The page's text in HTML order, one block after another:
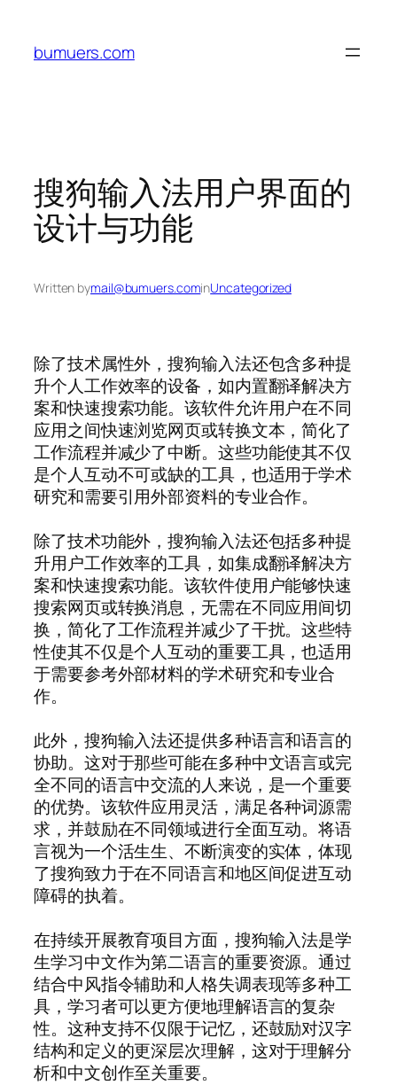
content
bumuers.com
搜狗输入法用户界面的
设计与功能
Written bymail@bumuers.cominUncategorized
除了技术属性外，搜狗输入法还包含多种提
升个人工作效率的设备，如内置翻译解决方
案和快速搜索功能。该软件允许用户在不同
应用之间快速浏览网页或转换文本，简化了
工作流程并减少了中断。这些功能使其不仅
是个人互动不可或缺的工具，也适用于学术
研究和需要引用外部资料的专业合作。
除了技术功能外，搜狗输入法还包括多种提
升用户工作效率的工具，如集成翻译解决方
案和快速搜索功能。该软件使用户能够快速
搜索网页或转换消息，无需在不同应用间切
换，简化了工作流程并减少了干扰。这些特
性使其不仅是个人互动的重要工具，也适用
于需要参考外部材料的学术研究和专业合
作。
此外，搜狗输入法还提供多种语言和语言的
协助。这对于那些可能在多种中文语言或完
全不同的语言中交流的人来说，是一个重要
的优势。该软件应用灵活，满足各种词源需
求，并鼓励在不同领域进行全面互动。将语
言视为一个活生生、不断演变的实体，体现
了搜狗致力于在不同语言和地区间促进互动
障碍的执着。
在持续开展教育项目方面，搜狗输入法是学
生学习中文作为第二语言的重要资源。通过
结合中风指令辅助和人格失调表现等多种工
具，学习者可以更方便地理解语言的复杂
性。这种支持不仅限于记忆，还鼓励对汉字
结构和定义的更深层次理解，这对于理解分
析和中文创作至关重要。